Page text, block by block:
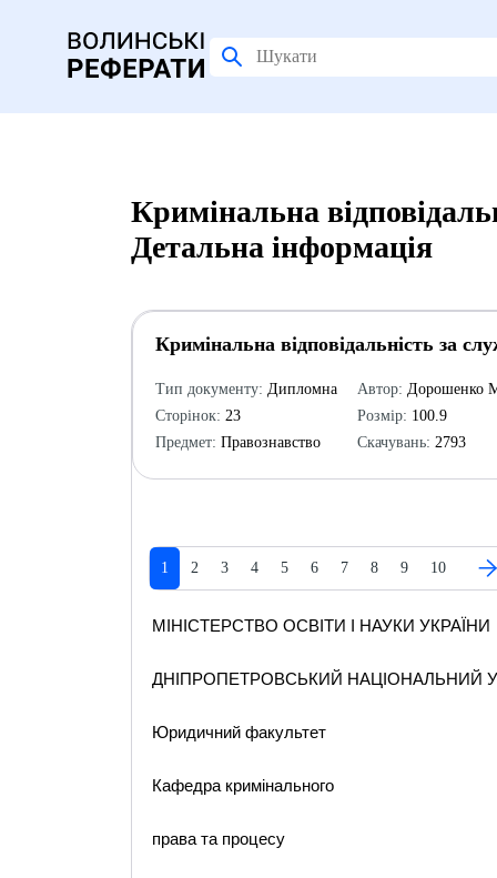
Кримінальна
Детальна інформація
Кримінальна відповідальність за
Тип документу: Дипломна
Сторінок: 23
Предмет: Правознавство
Автор: Дорошенко
Розмір: 100.9
Скачувань: 2793
1 2 3 4 5 6 7 8 9 10
МІНІСТЕРСТВО ОСВІТИ І НАУКИ УКРАЇНИ
ДНІПРОПЕТРОВСЬКИЙ НАЦІОНАЛЬНИЙ
Юридичний факультет
Кафедра кримінального
права та процесу